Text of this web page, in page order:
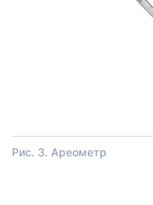
Рис. 3. Ареометр